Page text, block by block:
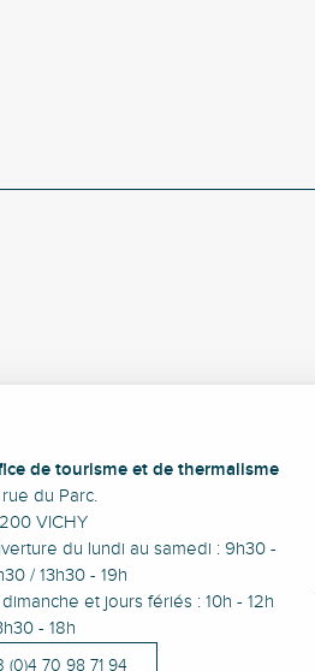
de tourisme et de thermalisme
rue du Parc.
VICHY
du lundi au samedi : 9h30 -
/ 13h30 - 19h
et jours fériés : 10h - 12h
- 18h
(0)4 70 98 71 94